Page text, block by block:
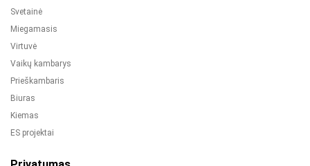
Svetainė
Miegamasis
Virtuvė
Vaikų kambarys
Prieškambaris
Biuras
Kiemas
ES projektai